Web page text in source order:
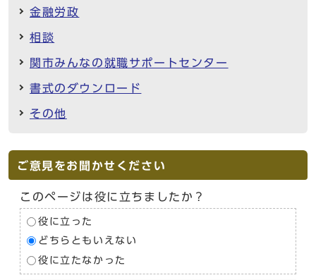
金融労政
相談
関市みんなの就職サポートセンター
書式のダウンロード
その他
ご意見をお聞かせください
このページは役に立ちましたか？
役に立った
どちらともいえない
役に立たなかった